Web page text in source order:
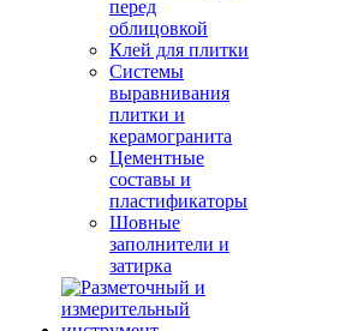
перед
облицовкой
Клей для плитки
Системы
выравнивания
плитки и
керамогранита
Цементные
составы и
пластификаторы
Шовные
заполнители и
затирка